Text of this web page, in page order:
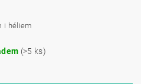
i héliem
(>5 ks)